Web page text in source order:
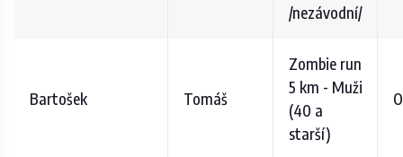
/nezávodní/
Bartošek Tomáš
Zombie run
5 km - Muži
(40 a
starší)